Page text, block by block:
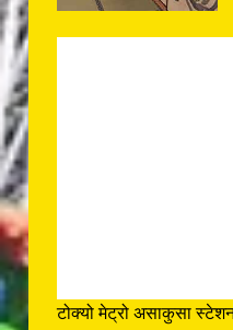
टोक्यो मेट्रो असाकुसा